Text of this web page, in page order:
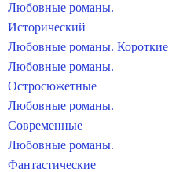
Любовные романы.
Исторический
Любовные романы. Короткие
Любовные романы.
Остросюжетные
Любовные романы.
Современные
Любовные романы.
Фантастические